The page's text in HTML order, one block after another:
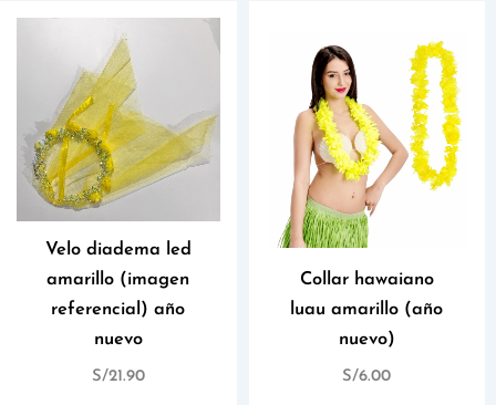
Velo diadema led
amarillo (imagen
referencial) año
nuevo
S/21.90
Collar hawaiano
luau amarillo (año
nuevo)
S/6.00